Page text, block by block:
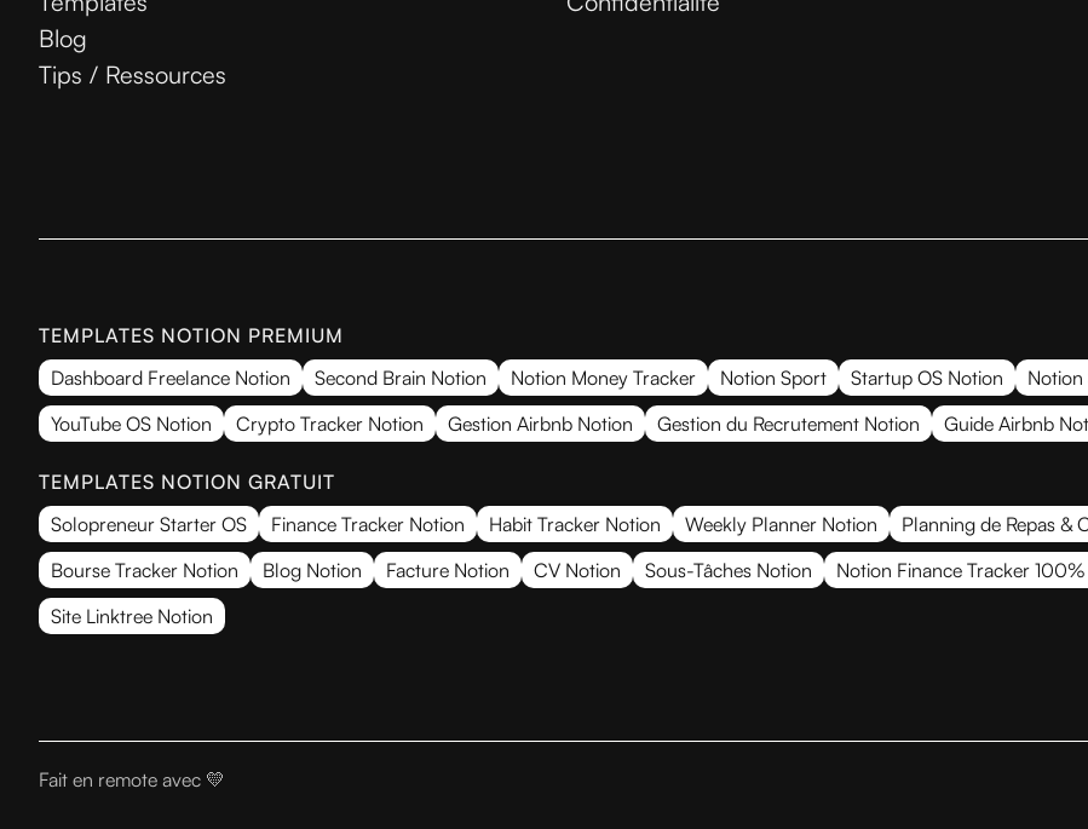
Blog
Tips / Ressources
TEMPLATES NOTION PREMIUM
Dashboard Freelance Notion
Second Brain Notion Notion Money Tracker Notion Sport Startup OS Notion Notion
YouTube OS Notion
Crypto Tracker Notion Gestion Airbnb Notion Gestion du Recrutement Notion Guide Airbnb
TEMPLATES NOTION GRATUIT
Solopreneur Starter OS
Finance Tracker Notion Habit Tracker Notion Weekly Planner Notion Planning de Repas &
Bourse Tracker Notion
Blog Notion Facture Notion CV Notion Sous-Tâches Notion Notion Finance Tracker
Site Linktree Notion
Fait en remote avec 💛